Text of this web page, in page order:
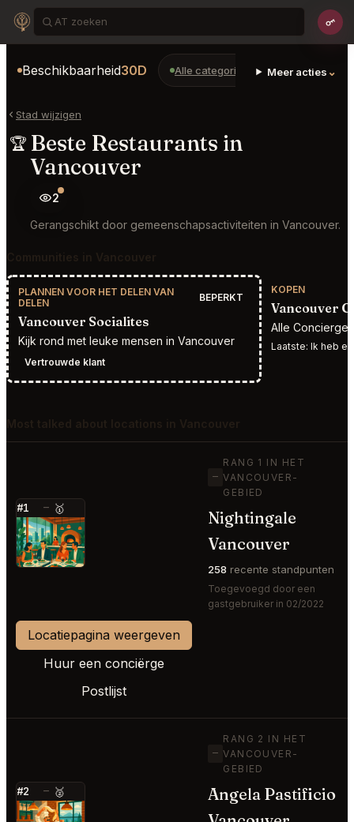
Beschikbaarheid30D Alle categorieën Restaurants
Meer acties ⌄
Stad wijzigen
🏆 Beste Restaurants in
Vancouver
2
Gerangschikt door gemeenschapsactiviteiten in Vancouver.
PLANNEN VOOR HET DELEN VAN
DELEN
BEPERKT
Vancouver Socialites
Kijk rond met leuke mensen in Vancouver
Vertrouwde klant
KOPEN
Vancouver
Alle
Laatste: Ik heb een
#1 — 🥇
⭐
—
RANG 1 IN HET
VANCOUVER-
GEBIED
Nightingale
Vancouver
258 recente standpunten
Toegevoegd door een
gastgebruiker in 02/2022
Locatiepagina weergeven
Huur een conciërge
Postlijst
#2 — 🥈
—
RANG 2 IN HET
VANCOUVER-
GEBIED
Angela Pastificio